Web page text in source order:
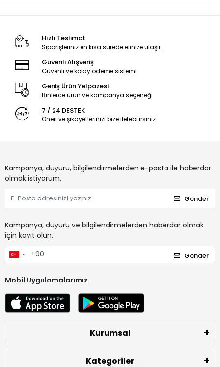
Hızlı Teslimat
Siparişleriniz en kısa sürede elinize ulaşır.
Güvenli Alışveriş
Güvenli ve kolay ödeme sistemi
Geniş Ürün Yelpazesi
Binlerce ürün ve kampanya seçeneği
7 / 24 DESTEK
Öneri ve şikayetlerinizi bize iletebilirsiniz.
Kampanya, duyuru, bilgilendirmelerden e-posta ile haberdar
olmak istiyorum.
Gönder
Kampanya, duyuru ve bilgilendirmelerden haberdar olmak
için kayıt olun.
Gönder
Mobil Uygulamalarımız
Kurumsal
Kategoriler